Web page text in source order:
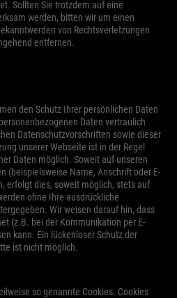
Sollten Sie trotzdem auf eine
werden, bitten wir um einen
von Rechtsverletzungen
entfernen.
den Schutz Ihrer persönlichen Daten
Daten vertraulich
Datenschutzvorschriften sowie dieser
unserer Webseite ist in der Regel
Daten möglich. Soweit auf unseren
(beispielsweise Name, Anschrift oder E-
erfolgt dies, soweit möglich, stets auf
ohne Ihre ausdrückliche
Wir weisen darauf hin, dass
(z.B. bei der Kommunikation per E-
kann. Ein lückenloser Schutz der
ist nicht möglich.
so genannte Cookies. Cookies